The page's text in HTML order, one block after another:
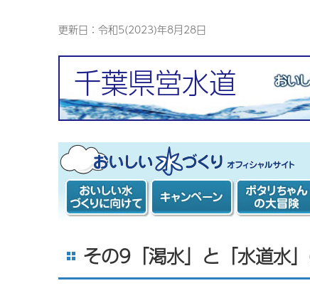
更新日：令和5(2023)年8月28日
千葉県営水道
おいしい水づくり計画 オフィシャルサ
イト
おいしい水づく
りに向けて
キャンペーン
ポタリちゃん
大冒険
その9「渇水」と「水道水